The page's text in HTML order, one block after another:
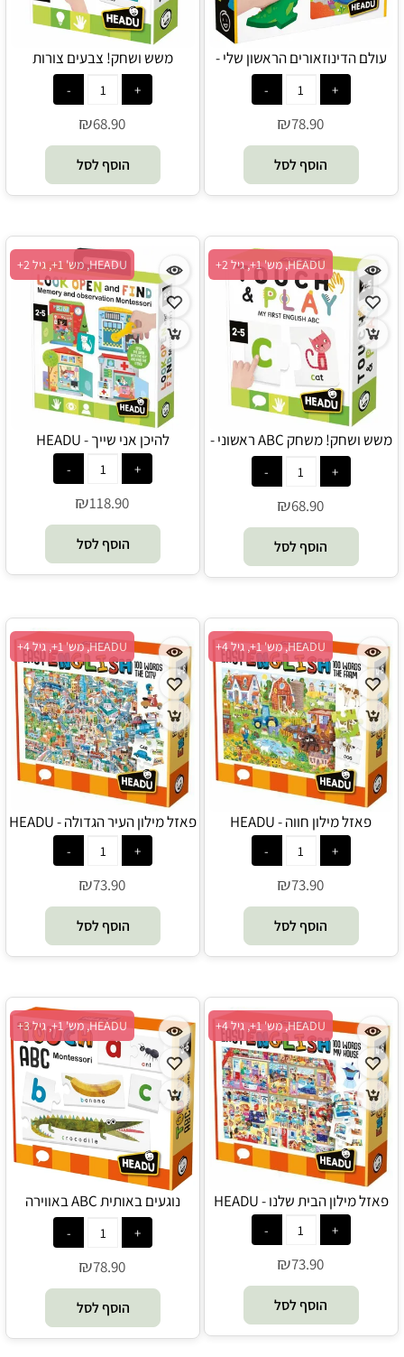
עולם הדינוזאורים הראשון שלי -
HEADU
₪78.90
הוסף לסל
משש ושחק! צבעים צורות
ומספרים - HEADU
₪68.90
הוסף לסל
HEADU, מש' 1+, גיל 2+
משש ושחק! משחק ABC ראשוני -
HEADU
₪68.90
הוסף לסל
HEADU, מש' 1+, גיל 2+
להיכן אני שייך - HEADU
₪118.90
הוסף לסל
HEADU, מש' 1+, גיל 4+
פאזל מילון חווה - HEADU
₪73.90
הוסף לסל
HEADU, מש' 1+, גיל 4+
פאזל מילון העיר הגדולה - HEADU
₪73.90
הוסף לסל
HEADU, מש' 1+, גיל 4+
פאזל מילון הבית שלנו - HEADU
₪73.90
הוסף לסל
HEADU, מש' 1+, גיל 3+
נוגעים באותית ABC באווירה
מונטסורית - HEADU
₪78.90
הוסף לסל